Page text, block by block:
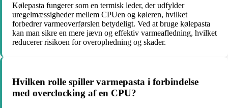
Kølepasta fungerer som en termisk leder, der udfylder
uregelmæssigheder mellem CPUen og køleren, hvilket
forbedrer varmeoverførslen betydeligt. Ved at bruge kølepasta
kan man sikre en mere jævn og effektiv varmeafledning, hvilket
reducerer risikoen for overophedning og skader.
Hvilken rolle spiller varmepasta i forbindelse
med overclocking af en CPU?